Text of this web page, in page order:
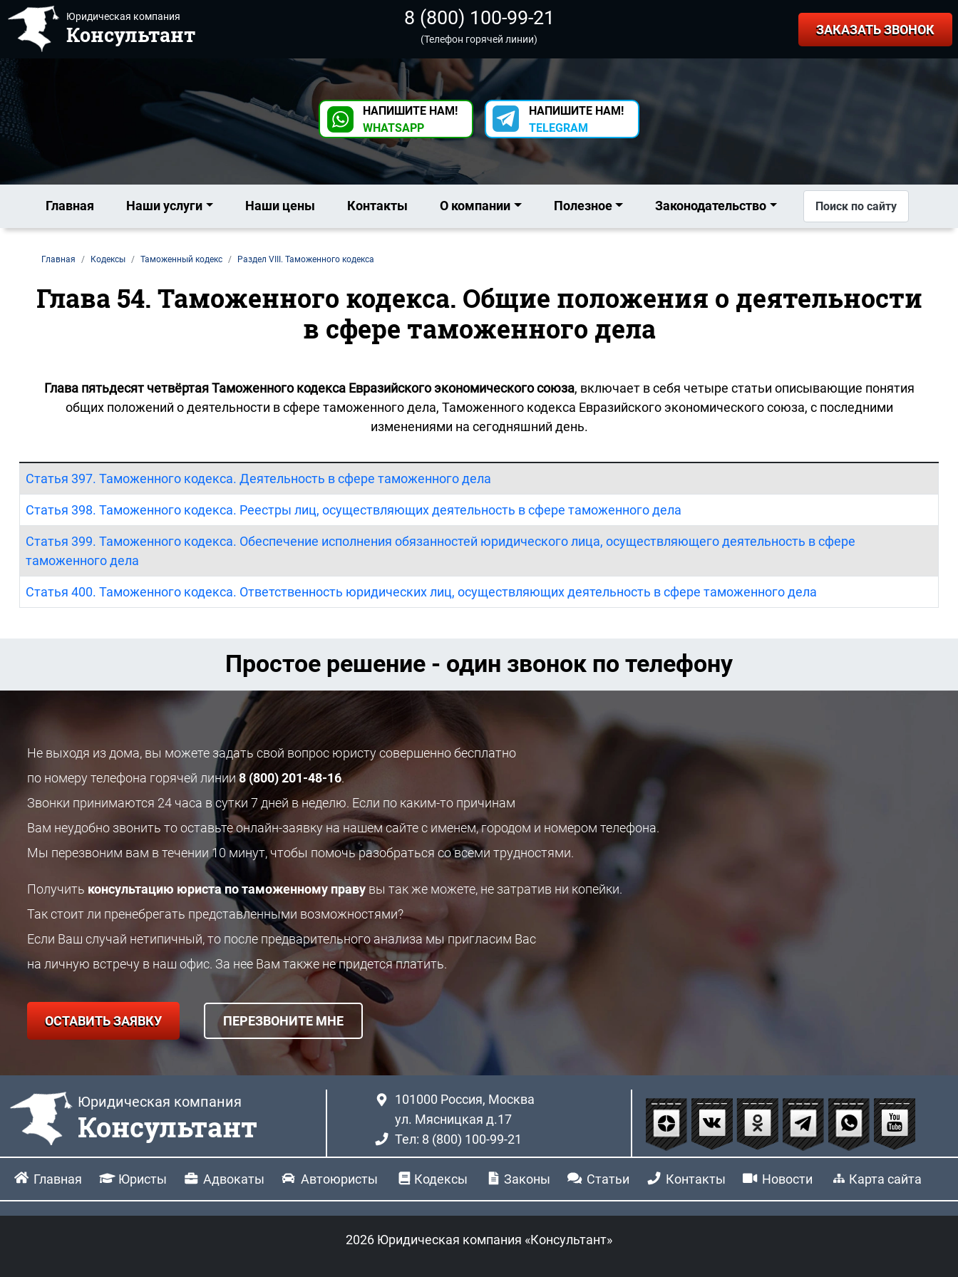
Юридическая компания
Консультант
8 (800) 100-99-21
(Телефон горячей линии)
ЗАКАЗАТЬ ЗВОНОК
НАПИШИТЕ НАМ!
WHATSAPP
НАПИШИТЕ НАМ!
TELEGRAM
Главная Наши услуги Наши цены Контакты О компании Полезное Законодательство Поиск по сайту
Главная Кодексы Таможенный кодекс Раздел VIII. Таможенного кодекса
Глава 54. Таможенного кодекса. Общие положения о деятельности
в сфере таможенного дела
Глава пятьдесят четвёртая Таможенного кодекса Евразийского экономического союза, включает в себя четыре статьи описывающие понятия
общих положений о деятельности в сфере таможенного дела, Таможенного кодекса Евразийского экономического союза, с последними
изменениями на сегодняшний день.
Статья 397. Таможенного кодекса. Деятельность в сфере таможенного дела
Статья 398. Таможенного кодекса. Реестры лиц, осуществляющих деятельность в сфере таможенного дела
Статья 399. Таможенного кодекса. Обеспечение исполнения обязанностей юридического лица, осуществляющего деятельность в сфере
таможенного дела
Статья 400. Таможенного кодекса. Ответственность юридических лиц, осуществляющих деятельность в сфере таможенного дела
Простое решение - один звонок по телефону
Не выходя из дома, вы можете задать свой вопрос юристу совершенно бесплатно
по номеру телефона горячей линии8 (800) 201-48-16.
Звонки принимаются 24 часа в сутки 7 дней в неделю. Если по каким-то причинам
Вам неудобно звонить то оставьте онлайн-заявку на нашем сайте с именем, городом и номером телефона.
Мы перезвоним вам в течении 10 минут, чтобы помочь разобраться со всеми трудностями.
Получить консультацию юриста по таможенному праву вы так же можете, не затратив ни копейки.
Так стоит ли пренебрегать представленными возможностями?
Если Ваш случай нетипичный, то после предварительного анализа мы пригласим Вас
на личную встречу в наш офис. За нее Вам также не придется платить.
ОСТАВИТЬ ЗАЯВКУ ПЕРЕЗВОНИТЕ МНЕ
Юридическая компания
Консультант
101000 Россия, Москва
ул. Мясницкая д.17
Тел: 8 (800) 100-99-21
Главная Юристы Адвокаты Автоюристы Кодексы Законы Статьи Контакты Новости Карта сайта
2026 Юридическая компания «Консультант»